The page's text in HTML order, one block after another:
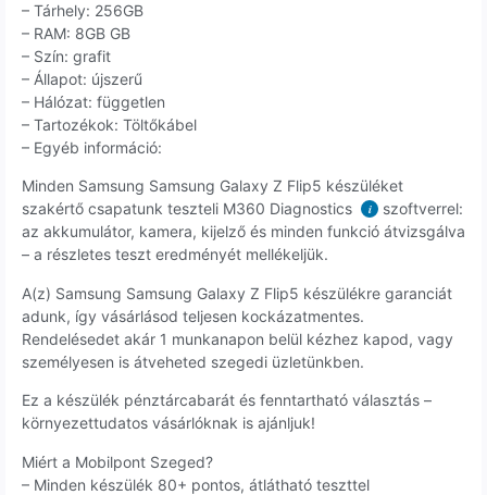
– Tárhely: 256GB
– RAM: 8GB GB
– Szín: grafit
– Állapot: újszerű
– Hálózat: független
– Tartozékok: Töltőkábel
– Egyéb információ:
Minden Samsung Samsung Galaxy Z Flip5 készüléket
szakértő csapatunk teszteli M360 Diagnostics
i
szoftverrel:
az akkumulátor, kamera, kijelző és minden funkció átvizsgálva
– a részletes teszt eredményét mellékeljük.
A(z) Samsung Samsung Galaxy Z Flip5 készülékre garanciát
adunk, így vásárlásod teljesen kockázatmentes.
Rendelésedet akár 1 munkanapon belül kézhez kapod, vagy
személyesen is átveheted szegedi üzletünkben.
Ez a készülék pénztárcabarát és fenntartható választás –
környezettudatos vásárlóknak is ajánljuk!
Miért a Mobilpont Szeged?
– Minden készülék 80+ pontos, átlátható teszttel